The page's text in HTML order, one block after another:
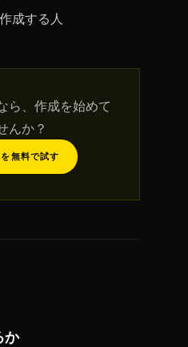
成する人
ら、作成を始めて
んか？
無料で試す
か